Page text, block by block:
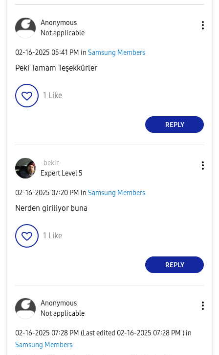
Anonymous
Not applicable
‎02-16-2025 05:41 PM in Samsung Members
Peki Tamam Teşekkürler
1 Like
REPLY
-bekir-
Expert Level 5
‎02-16-2025 07:20 PM in Samsung Members
Nerden giriliyor buna
1 Like
REPLY
Anonymous
Not applicable
‎02-16-2025 07:28 PM (Last edited ‎02-16-2025 07:28 PM ) in
Samsung Members